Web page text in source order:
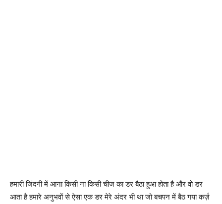
हमारी जिंदगी में आना किसी ना किसी चीज का डर बैठा हुआ होता है और वो डर
आता है हमारे अनुभवों से ऐसा एक डर मेरे अंदर भी था जो बचपन में बैठ गया कर्ज़